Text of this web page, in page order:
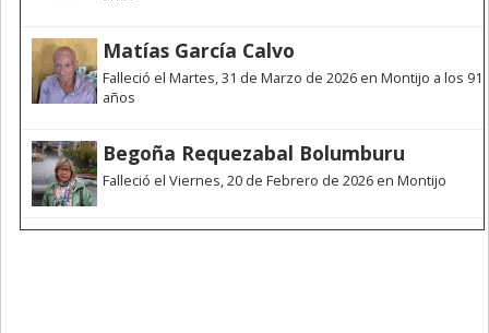
Matías García Calvo
Falleció el Martes, 31 de Marzo de 2026 en Montijo a los 91
años
Begoña Requezabal Bolumburu
Falleció el Viernes, 20 de Febrero de 2026 en Montijo